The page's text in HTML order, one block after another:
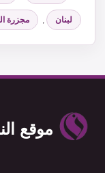
لبنان , مجزرة
موقع